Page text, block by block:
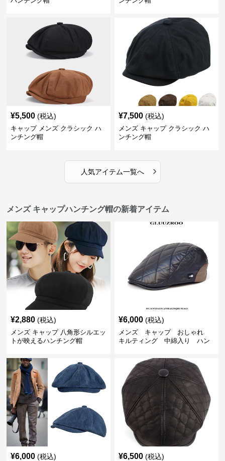
¥5,500 (税込)
キャップ メンズ クラシック ハ
ンチング帽
¥7,500 (税込)
メンズ キャップ クラシック ハ
ンチング帽
人気アイテム一覧へ ›
メンズ キャップハンチング帽の新着アイテム
¥2,880 (税込)
メンズ キャップ 八角形シルエッ
トが映えるハンチング帽
¥6,000 (税込)
メンズ キャップ おしゃれ
キルティング 中綿入り ハン
¥6,000 (税込) ¥6,500 (税込)